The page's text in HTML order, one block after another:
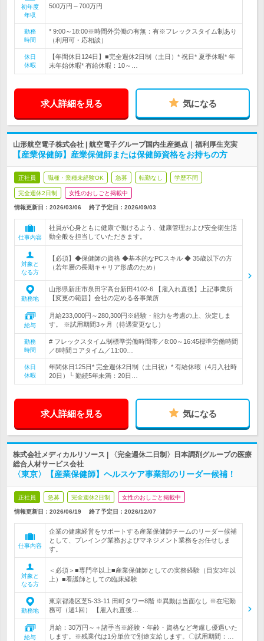
初年度
年収
500万円～700万円
勤務
時間
* 9:00～18:00※時間外労働の有無：有※フレックスタイム制あり
（利用可・応相談）
休日
休暇
【年間休日124日】■完全週休2日制（土日）* 祝日* 夏季休暇* 年
末年始休暇* 有給休暇：10～…
求人詳細を見る 気になる
山形航空電子株式会社 | 航空電子グループ国内生産拠点｜福利厚生充実
【産業保健師】産業保健師または保健師資格をお持ちの方
正社員 職種・業種未経験OK 急募 転勤なし 学歴不問
完全週休2日制 女性のおしごと掲載中
情報更新日：2026/03/06 終了予定日： 2026/09/03
仕事内容
社員が心身ともに健康で働けるよう、健康管理および安全衛生活
動全般を担当していただきます。
対象と
なる方
【必須】◆保健師の資格 ◆基本的なPCスキル ◆ 35歳以下の方
（若年層の長期キャリア形成のため）
勤務地
山形県新庄市泉田字高台新田4102-6 【雇入れ直後】上記事業所
【変更の範囲】会社の定める各事業所
給与
月給233,000円～280,300円※経験・能力を考慮の上、決定しま
す。 ※試用期間3ヶ月（待遇変更なし）
勤務
時間
# フレックスタイム制標準労働時間帯／8:00～16:45標準労働時間
／8時間コアタイム／11:00…
休日
休暇
年間休日125日* 完全週休2日制（土日祝）* 有給休暇（4月入社時
20日）└ 勤続5年未満：20日…
求人詳細を見る 気になる
株式会社メディカルリソース | 〈完全週休二日制〉日本調剤グループの医療
総合人材サービス会社
〈東京〉【産業保健師】ヘルスケア事業部のリーダー候補！
正社員 急募 完全週休2日制 女性のおしごと掲載中
情報更新日：2026/06/19 終了予定日： 2026/12/07
仕事内容
企業の健康経営をサポートする産業保健師チームのリーダー候補
として、プレイング業務およびマネジメント業務をお任せしま
す。
対象と
なる方
＜必須＞■専門卒以上■産業保健師としての実務経験（目安3年以
上）■看護師としての臨床経験
勤務地
東京都港区芝5-33-11 田町タワー8階 ※異動は当面なし ※在宅勤
務可（週1回） 【雇入れ直後…
給与
月給：30万円～＋諸手当※経験・年齢・資格など考慮し優遇いた
します。※残業代は1分単位で別途支給します。〇試用期間：…